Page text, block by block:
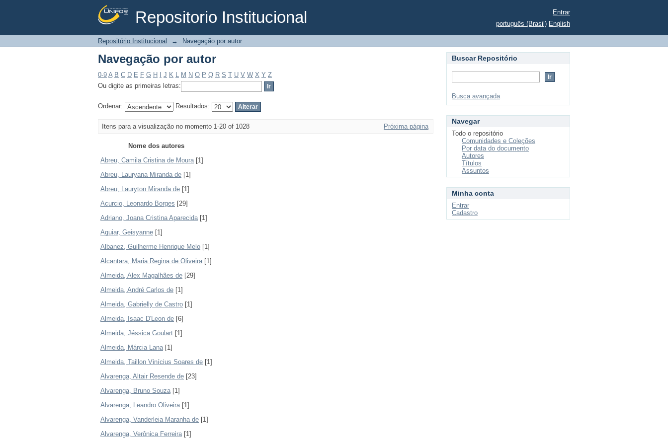
Repositorio Institucional
Navegação por autor
Entrar
português (Brasil) English
Repositório Institucional → Navegação por autor
Navegação por autor
0-9 A B C D E F G H J K L M N O P Q R S T U V W X Y Z
Ou digite as primeiras letras:
Ordenar: Resultados:
Itens para a visualização no momento 1-20 of 1028 Próxima página
Nome dos autores
Abreu, Camila Cristina de Moura[1]
Abreu, Lauryana Miranda de [1]
Abreu, Lauryton Miranda de [1]
Acurcio, Leonardo Borges [29]
Adriano, Joana Cristina Aparecida[1]
Aguiar, Geisyanne [1]
Albanez, Guilherme Henrique Melo [1]
Alcantara, Maria Regina de Oliveira[1]
Almeida, Alex Magalhães de [29]
Almeida, André Carlos de [1]
Almeida, Gabrielly de Castro [1]
Almeida, Isaac D'Leon de [6]
Almeida, Jéssica Goulart [1]
Almeida, Márcia Lana[1]
Almeida, Taillon Vinícius Soares de [1]
Alvarenga, Altair Resende de [23]
Alvarenga, Bruno Souza[1]
Alvarenga, Leandro Oliveira[1]
Alvarenga, Vanderleia Maranha de [1]
Alvarenga, Verônica Ferreira[1]
Buscar Repositório
Busca avançada
Navegar
Todo o repositório
Comunidades e Coleções
Por data do documento
Autores
Títulos
Assuntos
Minha conta
Entrar
Cadastro